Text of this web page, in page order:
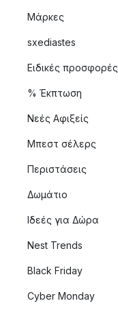
Μάρκες
sxediastes
Ειδικές προσφορές
% Έκπτωση
Νεές Αφιξείς
Μπεστ σέλερς
Περιστάσεις
Δωμάτιο
Ιδεές για Δώρα
Nest Trends
Black Friday
Cyber Monday